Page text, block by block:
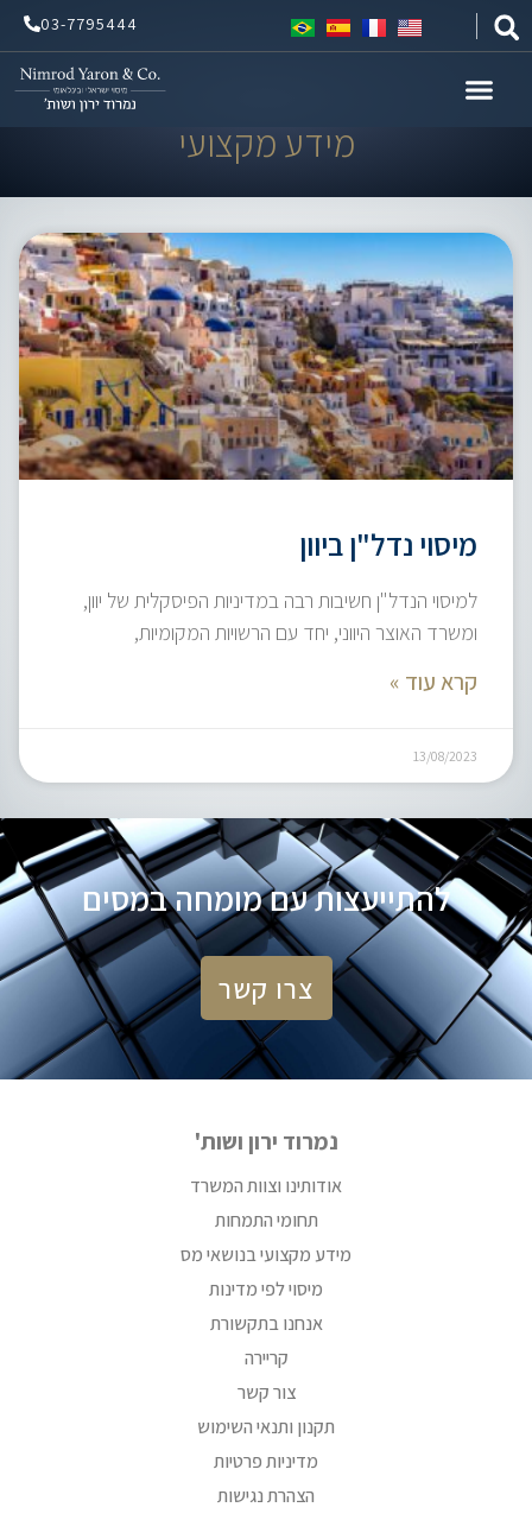
דילוג
לתוכן
03-7795444
מידע מקצועי
מיסוי נדל"ן ביוון
למיסוי הנדל"ן חשיבות רבה במדיניות הפיסקלית של יוון,
ומשרד האוצר היווני, יחד עם הרשויות המקומיות,
קרא עוד »
13/08/2023
להתייעצות עם מומחה במסים
צרו קשר
נמרוד ירון ושות'
אודותינו וצוות המשרד
תחומי התמחות
מידע מקצועי בנושאי מס
מיסוי לפי מדינות
אנחנו בתקשורת
קריירה
צור קשר
תקנון ותנאי השימוש
מדיניות פרטיות
הצהרת נגישות